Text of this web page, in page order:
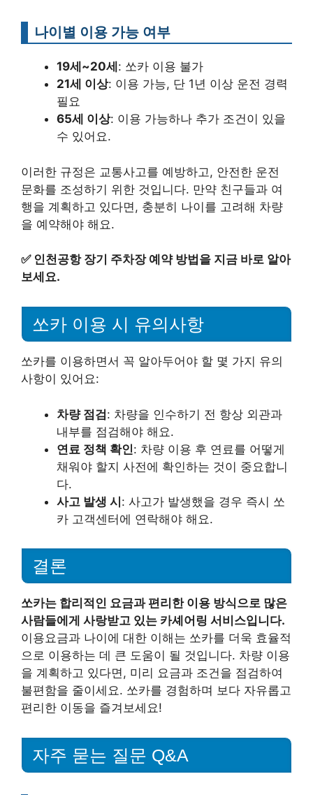
나이별 이용 가능 여부
19세~20세 : 쏘카 이용 불가
21세 이상: 이용 가능, 단 1년 이상 운전 경력
필요
65세 이상: 이용 가능하나 추가 조건이 있을
수 있어요.
이러한 규정은 교통사고를 예방하고, 안전한 운전
문화를 조성하기 위한 것입니다. 만약 친구들과 여
행을 계획하고 있다면, 충분히 나이를 고려해 차량
을 예약해야 해요.
✅ 인천공항 장기 주차장 예약 방법을 지금 바로 알아
보세요.
쏘카 이용 시 유의사항
쏘카를 이용하면서 꼭 알아두어야 할 몇 가지 유의
사항이 있어요:
차량 점검: 차량을 인수하기 전 항상 외관과
내부를 점검해야 해요.
연료 정책 확인: 차량 이용 후 연료를 어떻게
채워야 할지 사전에 확인하는 것이 중요합니
다.
사고 발생 시: 사고가 발생했을 경우 즉시 쏘
카 고객센터에 연락해야 해요.
결론
쏘카는 합리적인 요금과 편리한 이용 방식으로 많은
사람들에게 사랑받고 있는 카셰어링 서비스입니다.
이용요금과 나이에 대한 이해는 쏘카를 더욱 효율적
으로 이용하는 데 큰 도움이 될 것입니다. 차량 이용
을 계획하고 있다면, 미리 요금과 조건을 점검하여
불편함을 줄이세요. 쏘카를 경험하며 보다 자유롭고
편리한 이동을 즐겨보세요!
자주 묻는 질문 Q&A